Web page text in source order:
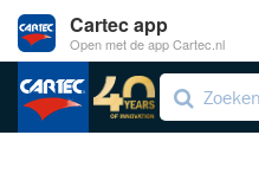
Cartec app
Open met de app Cartec.nl